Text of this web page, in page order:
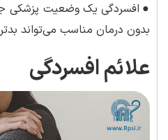
● افسردگی یک وضعیت پزشکی
بدون درمان مناسب می‌تواند
علائم افسردگی